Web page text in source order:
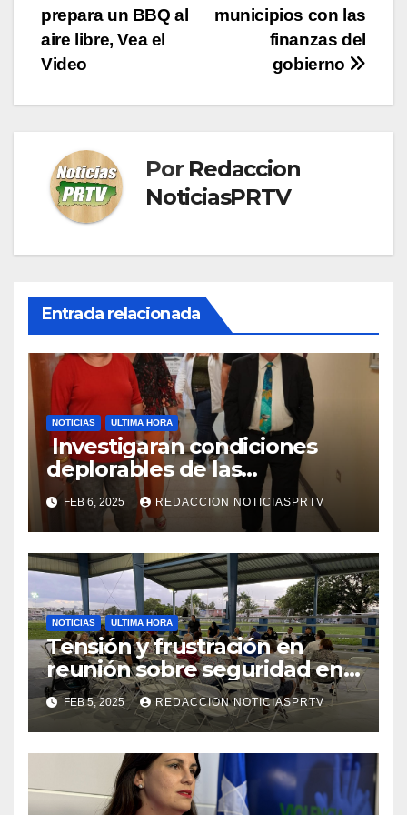
entradas
municipios con las
finanzas del
gobierno
prepara un BBQ al
aire libre, Vea el
Video
Por Redaccion
NoticiasPRTV
Entrada relacionada
NOTICIAS ULTIMA HORA
Investigaran condiciones
deplorables de las
facilidades el Departamento
de la Salud en Mayagüez
FEB 6, 2025 REDACCION NOTICIASPRTV
NOTICIAS ULTIMA HORA
Tensión y frustración en
reunión sobre seguridad en
Reparto Metropolitano
FEB 5, 2025 REDACCION NOTICIASPRTV